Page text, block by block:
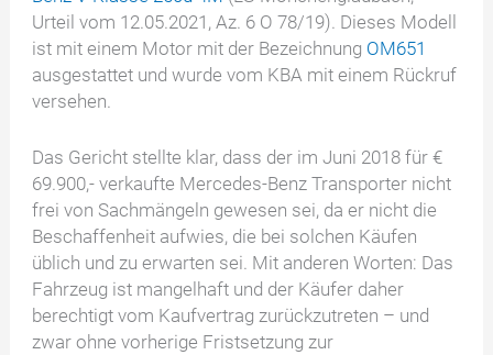
Urteil vom 12.05.2021, Az. 6 O 78/19). Dieses Modell
ist mit einem Motor mit der Bezeichnung OM651
ausgestattet und wurde vom KBA mit einem Rückruf
versehen.
Das Gericht stellte klar, dass der im Juni 2018 für €
69.900,- verkaufte Mercedes-Benz Transporter nicht
frei von Sachmängeln gewesen sei, da er nicht die
Beschaffenheit aufwies, die bei solchen Käufen
üblich und zu erwarten sei. Mit anderen Worten: Das
Fahrzeug ist mangelhaft und der Käufer daher
berechtigt vom Kaufvertrag zurückzutreten – und
zwar ohne vorherige Fristsetzung zur